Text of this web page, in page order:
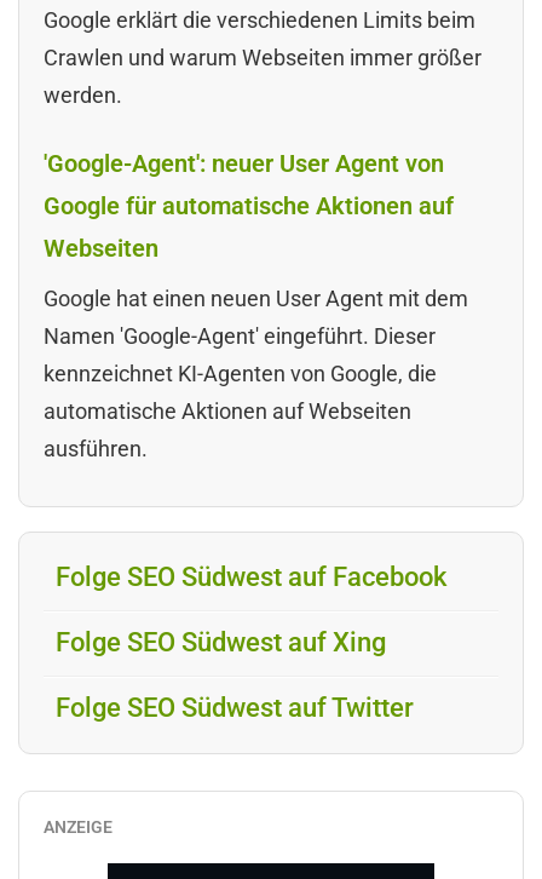
Google erklärt die verschiedenen Limits beim
Crawlen und warum Webseiten immer größer
werden.
'Google-Agent': neuer User Agent von
Google für automatische Aktionen auf
Webseiten
Google hat einen neuen User Agent mit dem
Namen 'Google-Agent' eingeführt. Dieser
kennzeichnet KI-Agenten von Google, die
automatische Aktionen auf Webseiten
ausführen.
Folge SEO Südwest auf Facebook
Folge SEO Südwest auf Xing
Folge SEO Südwest auf Twitter
ANZEIGE